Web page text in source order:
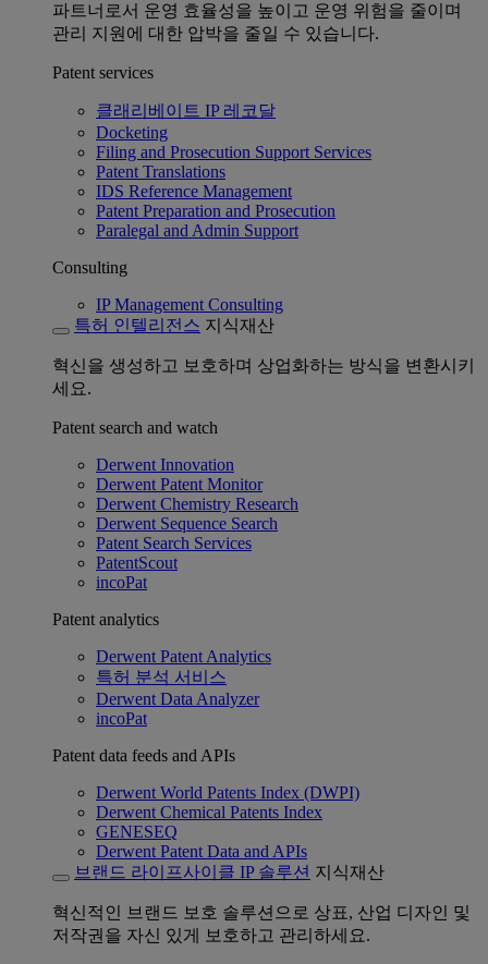
파트너로서 운영 효율성을 높이고 운영 위험을 줄이며
관리 지원에 대한 압박을 줄일 수 있습니다.
Patent services
클래리베이트 IP 레코달
Docketing
Filing and Prosecution Support Services
Patent Translations
IDS Reference Management
Patent Preparation and Prosecution
Paralegal and Admin Support
Consulting
IP Management Consulting
특허 인텔리전스 지식재산
혁신을 생성하고 보호하며 상업화하는 방식을 변환시키
세요.
Patent search and watch
Derwent Innovation
Derwent Patent Monitor
Derwent Chemistry Research
Derwent Sequence Search
Patent Search Services
PatentScout
incoPat
Patent analytics
Derwent Patent Analytics
특허 분석 서비스
Derwent Data Analyzer
incoPat
Patent data feeds and APIs
Derwent World Patents Index (DWPI)
Derwent Chemical Patents Index
GENESEQ
Derwent Patent Data and APIs
브랜드 라이프사이클 IP 솔루션 지식재산
혁신적인 브랜드 보호 솔루션으로 상표, 산업 디자인 및
저작권을 자신 있게 보호하고 관리하세요.